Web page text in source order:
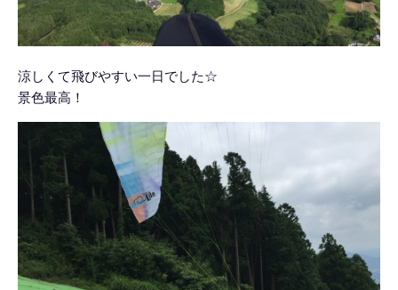
涼しくて飛びやすい一日でした☆
景色最高！